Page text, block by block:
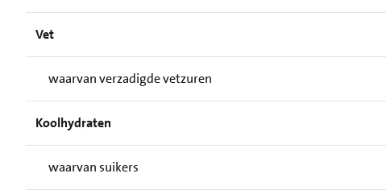
Vet
waarvan verzadigde vetzuren
Koolhydraten
waarvan suikers